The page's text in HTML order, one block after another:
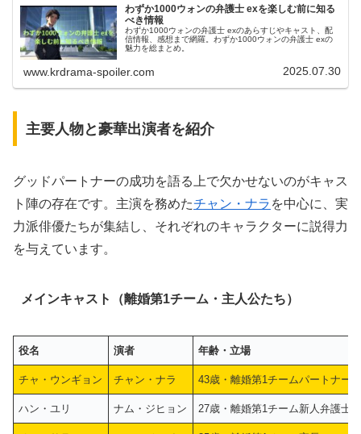
わずか1000ウォンの弁護士 exを楽しむ前に知る
べき情報
わずか1000ウォンの弁護士 exのあらすじやキャスト、配
信情報、感想まで網羅。わずか1000ウォンの弁護士 exの
魅力を総まとめ。
www.krdrama-spoiler.com 2025.07.30
主要人物と豪華出演者を紹介
グッドパートナーの成功を語る上で欠かせないのがキャス
ト陣の存在です。主演を務めたチャン・ナラ を中心に、実
力派俳優たちが集結し、それぞれのキャラクターに説得力
を与えています。
メインキャスト（離婚第1チーム・主人公たち）
役名 演者 年齢・立場
チャ・ウンギョン チャン・ナラ 43歳・離婚第1チームパートナー
ハン・ユリ ナム・ジヒョン 27歳・離婚第1チーム新人弁護士